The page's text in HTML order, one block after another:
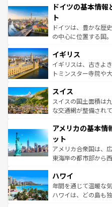
せる。地方によって
ンテンツ一覧 を参照
で、幅広い魅力が詰
聖堂、美しいビーチ
から魅了する。また
れ、フランス料理は
香り高いラベンダー
らに、パリ以外の地
も豊かな歴史と文化
を参照してほしい。
ドイツの基本情報
ト
ドイツは、豊かな歴
の中心に位置する国
顔を持つこの国は、
ルリンの文化的活気
してライン川沿いの
は、お酒好きな人にはぜひ
ドイツ情報はコンテ
イギリス
イギリスは、古きよ
トミンスター寺院や
リアごとに異なる魅
ティー、ビール好き
戦など、本場だから
ンツ一覧を参照して
スイス
スイスの国土面積は
な交通網が整備され
の建物がそのまま残
博物館もあり、アル
ことができる。国民
者向けの交通パス提
着のスイス情報は
アメリカの基本情
ット
アメリカ合衆国は、
東海岸の都市部から
のような巨大都市は
ンメントが詰まった
西部には大自然が広
ハワイ
年間を通じて温暖な
ハワイは、どの島も